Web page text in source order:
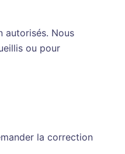
autorisés. Nous
ou pour
la correction